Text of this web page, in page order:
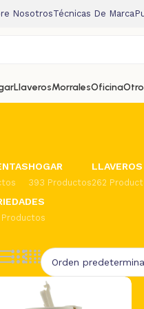
NosotrosTécnicas De Marca
LlaverosMorralesOficina
HOGAR
393 Productos
LLAVEROS
262
Productos